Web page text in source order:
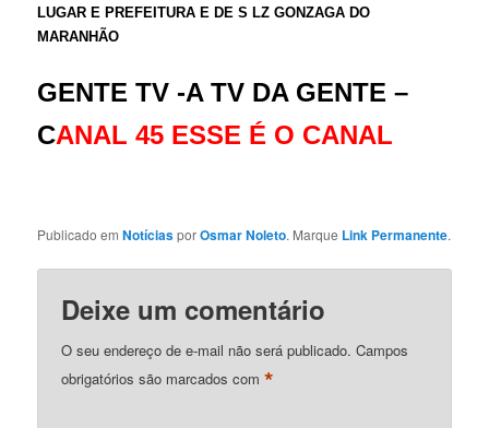
LUGAR E PREFEITURA E DE S LZ GONZAGA DO
MARANHÃO
GENTE TV -A TV DA GENTE –
CANAL 45 ESSE É O CANAL
Publicado emNotíciasporOsmar Noleto. Marque Link Permanente.
Deixe um comentário
O seu endereço de e-mail não será publicado. Campos
obrigatórios são marcados com*